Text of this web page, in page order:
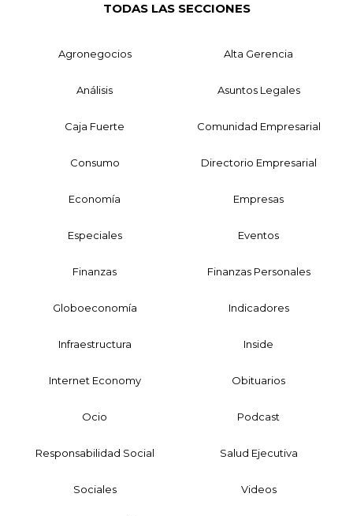
TODAS LAS SECCIONES
Agronegocios Alta Gerencia
Análisis Asuntos Legales
Caja Fuerte Comunidad Empresarial
Consumo Directorio Empresarial
Economía Empresas
Especiales Eventos
Finanzas Finanzas Personales
Globoeconomía Indicadores
Infraestructura Inside
Internet Economy Obituarios
Ocio Podcast
Responsabilidad Social Salud Ejecutiva
Sociales Videos